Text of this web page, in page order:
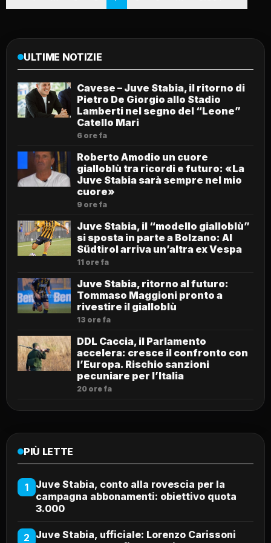
ULTIME NOTIZIE
Cavese – Juve Stabia, il ritorno di
Pietro De Giorgio allo Stadio
Lamberti nel segno del “Leone”
Catello Mari
6 ore fa
Roberto Amodio un cuore
gialloblù tra ricordi e futuro: «La
Juve Stabia sarà sempre nel mio
cuore»
9 ore fa
Juve Stabia, il “modello gialloblù”
si sposta in parte a Bolzano: Al
Südtirol arriva un’altra ex Vespa
11 ore fa
Juve Stabia, ritorno al futuro:
Tommaso Maggioni pronto a
rivestire il gialloblù
13 ore fa
DDL Caccia, il Parlamento
accelera: cresce il confronto con
l’Europa. Rischio sanzioni
pecuniare per l’Italia
20 ore fa
PIÙ LETTE
1
Juve Stabia, conto alla rovescia per la
campagna abbonamenti: obiettivo quota
3.000
2 Juve Stabia, ufficiale: Lorenzo Carissoni